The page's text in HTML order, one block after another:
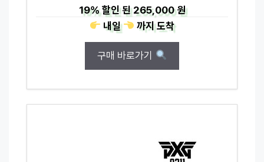
19%할인 된265,000 원
내일
까지도착
구매 바로가기